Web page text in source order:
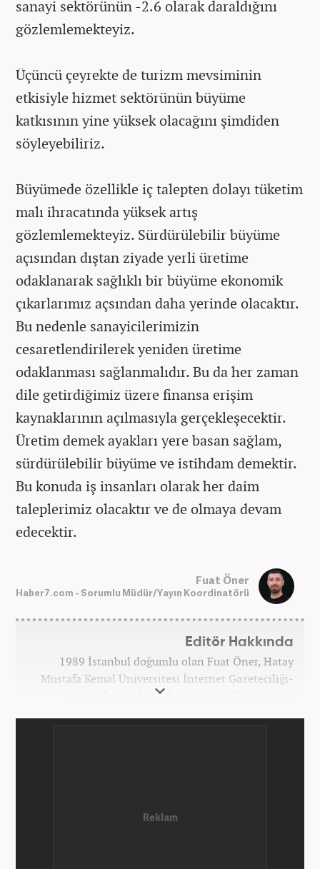
sanayi sektörünün -2.6 olarak daraldığını
gözlemlemekteyiz.
Üçüncü çeyrekte de turizm mevsiminin
etkisiyle hizmet sektörünün büyüme
katkısının yine yüksek olacağını şimdiden
söyleyebiliriz.
Büyümede özellikle iç talepten dolayı tüketim
malı ihracatında yüksek artış
gözlemlemekteyiz. Sürdürülebilir büyüme
açısından dıştan ziyade yerli üretime
odaklanarak sağlıklı bir büyüme ekonomik
çıkarlarımız açsından daha yerinde olacaktır.
Bu nedenle sanayicilerimizin
cesaretlendirilerek yeniden üretime
odaklanması sağlanmalıdır. Bu da her zaman
dile getirdiğimiz üzere finansa erişim
kaynaklarının açılmasıyla gerçekleşecektir.
Üretim demek ayakları yere basan sağlam,
sürdürülebilir büyüme ve istihdam demektir.
Bu konuda iş insanları olarak her daim
taleplerimiz olacaktır ve de olmaya devam
edecektir.
Fuat Öner
Haber7.com - Sorumlu Müdür/Yayın Koordinatörü
Editör Hakkında
1989 İstanbul doğumlu olan Fuat Öner, Hatay
Mustafa Kemal Üniversitesi İnternet Gazeteciliği-
Yayıncılığı ve Eskişehir Anadolu Üniversitesi
Öner, şu anda Haber7.com'da Yayın Koordinatörü